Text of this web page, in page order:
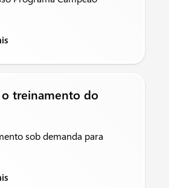
treinamento do
sob demanda para